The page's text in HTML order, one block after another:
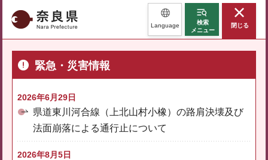
奈良県 Language
検索
メニュー
閉じる
緊急・災害情報
2026年6月29日
県道東川河合線（上北山村小橡）の路肩決壊及び
法面崩落による通行止について
2026年8月5日